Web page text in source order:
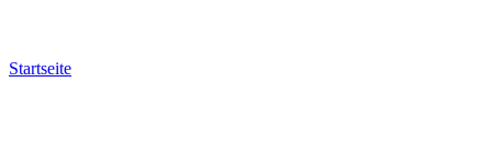
Startseite